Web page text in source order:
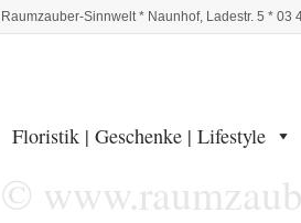
Raumzauber-Sinnwelt * Naunhof, Ladestr. 5 * 03
Floristik | Geschenke | Lifestyle
©